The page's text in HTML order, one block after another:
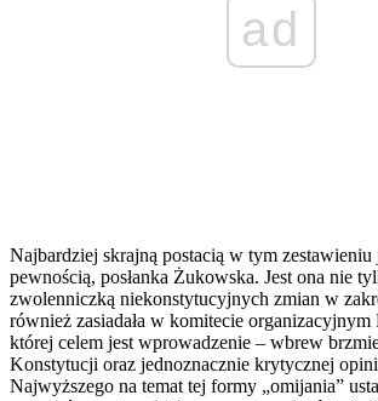
ad
Najbardziej skrajną postacią w tym zestawieniu
pewnością, posłanka Żukowska. Jest ona nie
zwolenniczką niekonstytucyjnych zmian w
również zasiadała w komitecie organizacyjnym
której celem jest wprowadzenie – wbrew
Konstytucji oraz jednoznacznie krytycznej
Najwyższego na temat tej formy „omijania”